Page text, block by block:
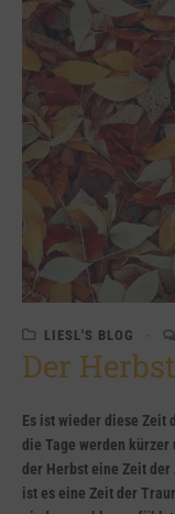
LIESL'S BLOG
Der
Es ist wieder diese Zeit
die Tage werden
der Herbst eine Zeit
ist es eine Zeit der